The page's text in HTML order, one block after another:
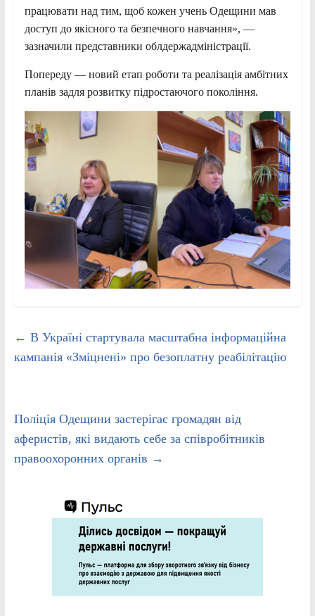
працювати над тим, щоб кожен учень Одещини мав
доступ до якісного та безпечного навчання», —
зазначили представники облдержадміністрації.
Попереду — новий етап роботи та реалізація амбітних
планів задля розвитку підростаючого покоління.
← В Україні стартувала масштабна інформаційна
кампанія «Зміцнені» про безоплатну реабілітацію
Поліція Одещини застерігає громадян від
аферистів, які видають себе за співробітників
правоохоронних органів →